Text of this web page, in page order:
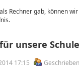
Rechner gab, können
unsere Schule
17:15